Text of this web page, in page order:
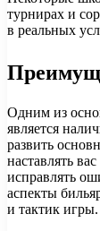
турнирах и
в реальных
Одним из
является
развить
наставлять
исправлять
аспекты
и тактик игры.